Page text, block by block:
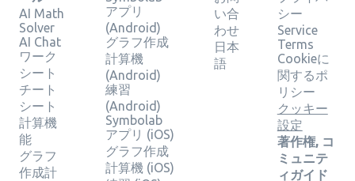
AI Math
Solver
AI Chat
ワーク
シート
チート
シート
計算機
能
グラフ
作成計
アプリ
(Android)
グラフ作成
計算機
(Android)
練習
(Android)
Symbolab
アプリ (iOS)
グラフ作成
計算機 (iOS)
い合
わせ
日本
語
シー
Service
Terms
Cookieに
関するポ
リシー
クッキー
設定
著作権, コ
ミュニテ
ィガイド